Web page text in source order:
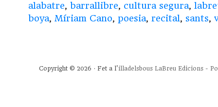
alabatre, barrallibre, cultura segura,
boya, Míriam Cano, poesia, recital, sants,
Copyright © 2026 · Fet a l'illadelsbous LaBreu Edicions -